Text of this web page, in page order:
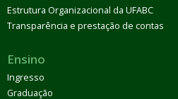
Estrutura Organizacional da UFABC
Transparência e prestação de contas
Ensino
Ingresso
Graduação